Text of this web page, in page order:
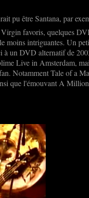
pu être Santana, par
favoris, quelques
moins intriguantes. Un
à un DVD alternatif de
Live in Amsterdam,
Notamment Tale of a
que l'émouvant A